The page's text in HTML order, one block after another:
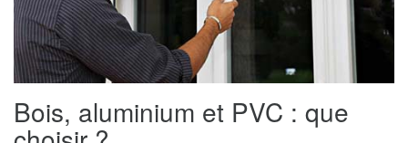
Bois, aluminium et PVC : que